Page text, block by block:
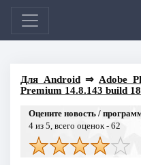
Для Android⇒ Adobe
Premium 14.8.143 build
Оцените новость /
4из 5, всего оценок - 62